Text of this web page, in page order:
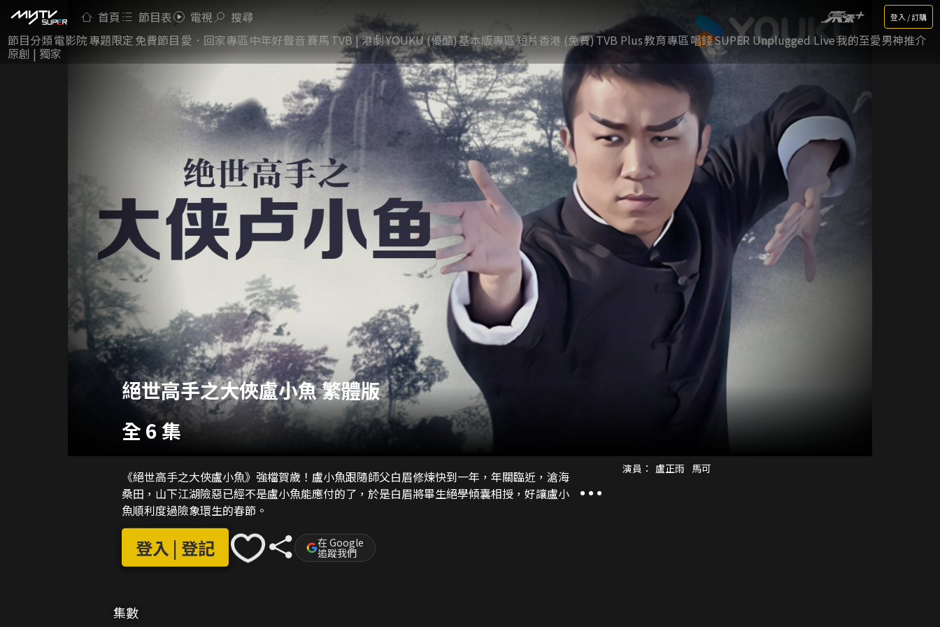
首頁 節目表 電視 搜尋 登入 / 訂購
節目分類電影院專題限定 免費節目 愛．回家專區中年好聲音賽馬TVB | 港劇YOUKU (優酷)基本版專區短片香港 (免費)TVB Plus教育專區唱錢SUPER Unplugged Live我的至愛男神推介
原創 | 獨家
絕世高手之大俠盧小魚 繁體版
全 6 集
《絕世高手之大俠盧小魚》強檔賀歲！盧小魚跟隨師父白眉修煉快到一年，年關臨近，滄海
桑田，山下江湖險惡已經不是盧小魚能應付的了，於是白眉將畢生絕學傾囊相授，好讓盧小
魚順利度過險象環生的春節。
登入 | 登記 在 Google
追蹤我們
演員： 盧正雨 馬可
集數